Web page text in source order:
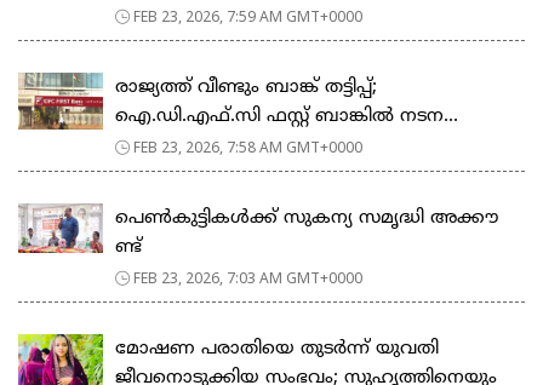
FEB 23, 2026, 7:59 AM GMT+0000
രാജ്യത്ത് വീണ്ടും ബാങ്ക് തട്ടിപ്പ്;
ഐ.ഡി.എഫ്.സി ഫസ്റ്റ് ബാങ്കിൽ നടന...
FEB 23, 2026, 7:58 AM GMT+0000
പെ​ൺ​കു​ട്ടി​ക​ൾ​ക്ക് സു​ക​ന്യ സ​മൃ​ദ്ധി അ​ക്കൗ​
ണ്ട്
FEB 23, 2026, 7:03 AM GMT+0000
മോഷണ പരാതിയെ തുടര്‍ന്ന് യുവതി
ജീവനൊടുക്കിയ സംഭവം; സുഹൃത്തിനെയും